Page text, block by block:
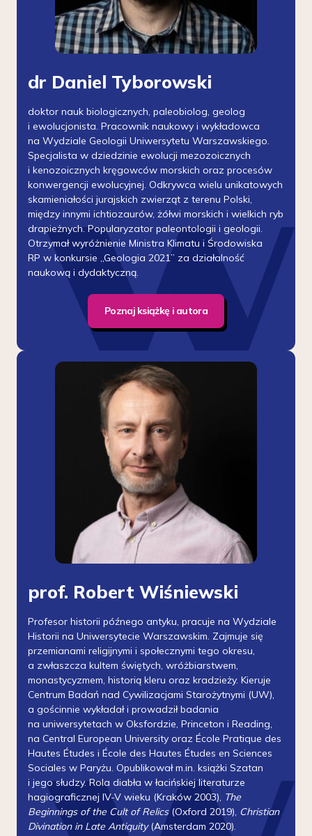
dr Daniel Tyborowski
doktor nauk biologicznych, paleobiolog, geolog
i ewolucjonista. Pracownik naukowy i wykładowca
na Wydziale Geologii Uniwersytetu Warszawskiego.
Specjalista w dziedzinie ewolucji mezozoicznych
i kenozoicznych kręgowców morskich oraz procesów
konwergencji ewolucyjnej. Odkrywca wielu unikatowych
skamieniałości jurajskich zwierząt z terenu Polski,
między innymi ichtiozaurów, żółwi morskich i wielkich ryb
drapieżnych. Popularyzator paleontologii i geologii.
Otrzymał wyróżnienie Ministra Klimatu i Środowiska
RP w konkursie „Geologia 2021” za działalność
naukową i dydaktyczną.
Poznaj książkę i autora
prof. Robert Wiśniewski
Profesor historii późnego antyku, pracuje na Wydziale
Historii na Uniwersytecie Warszawskim. Zajmuje się
przemianami religijnymi i społecznymi tego okresu,
a zwłaszcza kultem świętych, wróżbiarstwem,
monastycyzmem, historią kleru oraz kradzieży. Kieruje
Centrum Badań nad Cywilizacjami Starożytnymi (UW),
a gościnnie wykładał i prowadził badania
na uniwersytetach w Oksfordzie, Princeton i Reading,
na Central European University oraz École Pratique des
Hautes Études i École des Hautes Études en Sciences
Sociales w Paryżu. Opublikował m.in. książki Szatan
i jego słudzy. Rola diabła w łacińskiej literaturze
hagiograficznej IV-V wieku (Kraków 2003), The
Beginnings of the Cult of Relics(Oxford 2019), Christian
Divination in Late Antiquity(Amsterdam 2020).